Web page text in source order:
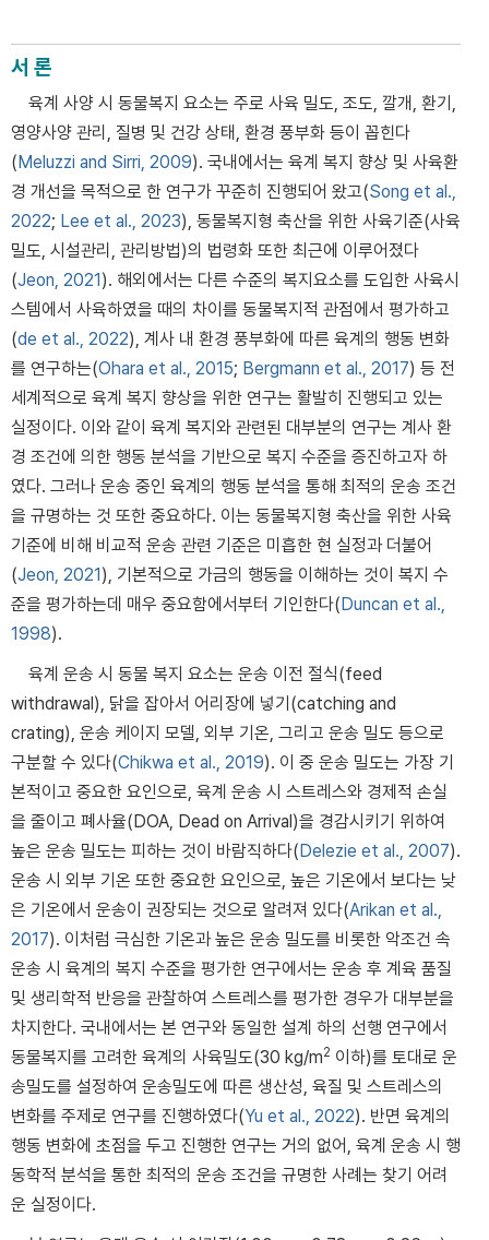
서 론
육계 사양 시 동물복지 요소는 주로 사육 밀도, 조도, 깔개, 환기,
영양사양 관리, 질병 및 건강 상태, 환경 풍부화 등이 꼽힌다
(Meluzzi and Sirri, 2009). 국내에서는 육계 복지 향상 및 사육환
경 개선을 목적으로 한 연구가 꾸준히 진행되어 왔고(Song et al.,
2022; Lee et al., 2023), 동물복지형 축산을 위한 사육기준(사육
밀도, 시설관리, 관리방법)의 법령화 또한 최근에 이루어졌다
(Jeon, 2021). 해외에서는 다른 수준의 복지요소를 도입한 사육시
스템에서 사육하였을 때의 차이를 동물복지적 관점에서 평가하고
(de et al., 2022), 계사 내 환경 풍부화에 따른 육계의 행동 변화
를 연구하는(Ohara et al., 2015; Bergmann et al., 2017) 등 전
세계적으로 육계 복지 향상을 위한 연구는 활발히 진행되고 있는
실정이다. 이와 같이 육계 복지와 관련된 대부분의 연구는 계사 환
경 조건에 의한 행동 분석을 기반으로 복지 수준을 증진하고자 하
였다. 그러나 운송 중인 육계의 행동 분석을 통해 최적의 운송 조건
을 규명하는 것 또한 중요하다. 이는 동물복지형 축산을 위한 사육
기준에 비해 비교적 운송 관련 기준은 미흡한 현 실정과 더불어
(Jeon, 2021), 기본적으로 가금의 행동을 이해하는 것이 복지 수
준을 평가하는데 매우 중요함에서부터 기인한다(Duncan et al.,
1998).
육계 운송 시 동물 복지 요소는 운송 이전 절식(feed
withdrawal), 닭을 잡아서 어리장에 넣기(catching and
crating), 운송 케이지 모델, 외부 기온, 그리고 운송 밀도 등으로
구분할 수 있다(Chikwa et al., 2019). 이 중 운송 밀도는 가장 기
본적이고 중요한 요인으로, 육계 운송 시 스트레스와 경제적 손실
을 줄이고 폐사율(DOA, Dead on Arrival)을 경감시키기 위하여
높은 운송 밀도는 피하는 것이 바람직하다(Delezie et al., 2007).
운송 시 외부 기온 또한 중요한 요인으로, 높은 기온에서 보다는 낮
은 기온에서 운송이 권장되는 것으로 알려져 있다(Arikan et al.,
2017). 이처럼 극심한 기온과 높은 운송 밀도를 비롯한 악조건 속
운송 시 육계의 복지 수준을 평가한 연구에서는 운송 후 계육 품질
및 생리학적 반응을 관찰하여 스트레스를 평가한 경우가 대부분을
차지한다. 국내에서는 본 연구와 동일한 설계 하의 선행 연구에서
동물복지를 고려한 육계의 사육밀도(30 kg/m2 이하)를 토대로 운
송밀도를 설정하여 운송밀도에 따른 생산성, 육질 및 스트레스의
변화를 주제로 연구를 진행하였다(Yu et al., 2022). 반면 육계의
행동 변화에 초점을 두고 진행한 연구는 거의 없어, 육계 운송 시 행
동학적 분석을 통한 최적의 운송 조건을 규명한 사례는 찾기 어려
운 실정이다.